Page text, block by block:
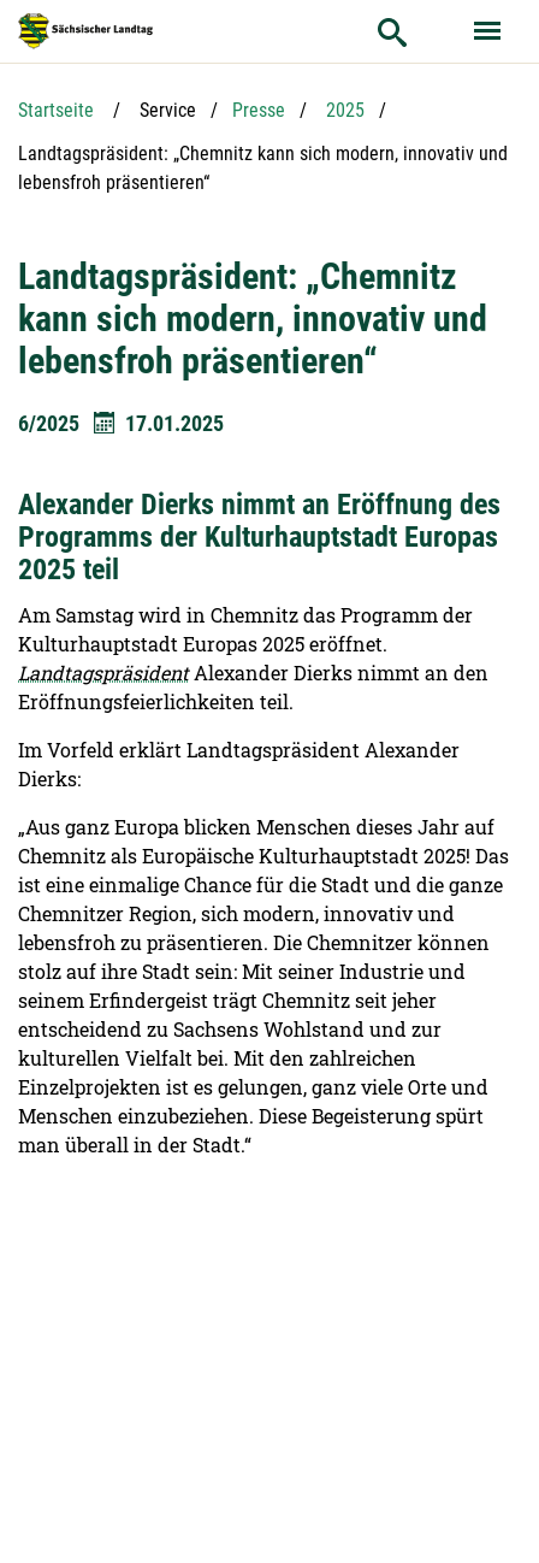
Hauptnavigation
Hauptinhalt
Service
Startseite Service Presse
2025
Aktuelle Seite:
Landtagspräsident: „Chemnitz kann sich modern, innovativ und
lebensfroh präsentieren“
Landtagspräsident: „Chemnitz
kann sich modern, innovativ und
lebensfroh präsentieren“
6/2025 17.01.2025
Alexander Dierks nimmt an Eröffnung des
Programms der Kulturhauptstadt Europas
2025 teil
Am Samstag wird in Chemnitz das Programm der
Kulturhauptstadt Europas 2025 eröffnet.
LandtagspräsidentAlexander Dierks nimmt an den
Eröffnungsfeierlichkeiten teil.
Im Vorfeld erklärt Landtagspräsident Alexander
Dierks:
„Aus ganz Europa blicken Menschen dieses Jahr auf
Chemnitz als Europäische Kulturhauptstadt 2025! Das
ist eine einmalige Chance für die Stadt und die ganze
Chemnitzer Region, sich modern, innovativ und
lebensfroh zu präsentieren. Die Chemnitzer können
stolz auf ihre Stadt sein: Mit seiner Industrie und
seinem Erfindergeist trägt Chemnitz seit jeher
entscheidend zu Sachsens Wohlstand und zur
kulturellen Vielfalt bei. Mit den zahlreichen
Einzelprojekten ist es gelungen, ganz viele Orte und
Menschen einzubeziehen. Diese Begeisterung spürt
man überall in der Stadt.“